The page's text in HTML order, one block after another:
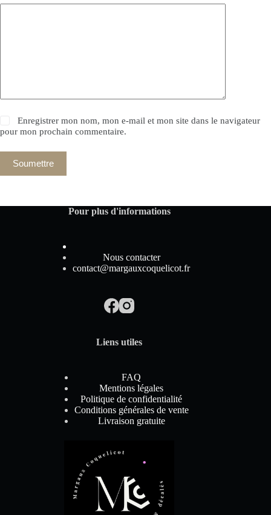
Enregistrer mon nom, mon e-mail et mon site dans le navigateur
pour mon prochain commentaire.
Soumettre
Pour plus d'informations
Nous contacter
contact@margauxcoquelicot.fr
Liens utiles
FAQ
Mentions légales
Politique de confidentialité
Conditions générales de vente
Livraison gratuite